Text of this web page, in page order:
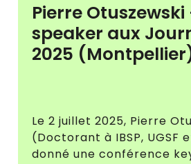
Pierre
speaker aux
2025
Le 2 juillet 2025, Pierre
(Doctorant à IBSP, UGSF
donné une conférence